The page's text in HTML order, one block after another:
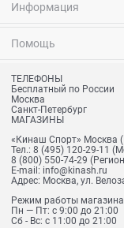
Информация
Помощь
ТЕЛЕФОНЫ
Бесплатный по России
Москва
Санкт-Петербург
МАГАЗИНЫ
«Кинаш Спорт» Москва
Тел.: 8 (495) 120-29-11
8 (800) 550-74-29
E-mail: info@kinash.ru
Адрес: Москва, ул.
Режим работы
Пн — Пт: с 9:00 до 21:00
Сб - Вс: с 11:00 до 21:00